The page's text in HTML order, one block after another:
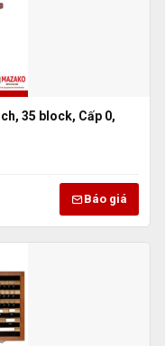
35 block, Cấp 0,
Báo giá